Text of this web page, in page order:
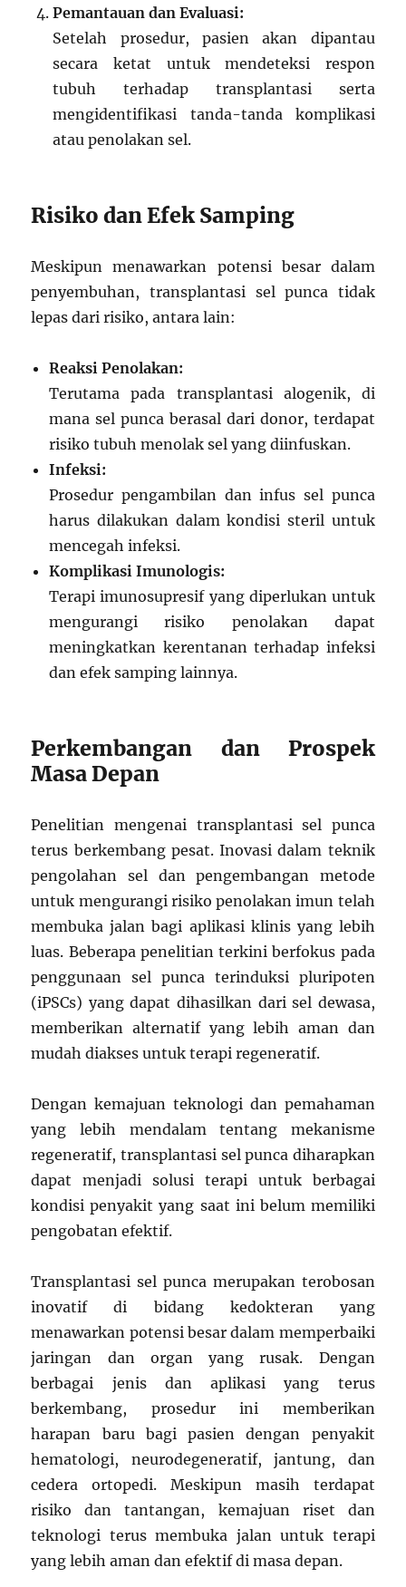
Pemantauan dan Evaluasi:
Setelah prosedur, pasien akan dipantau
secara ketat untuk mendeteksi respon
tubuh terhadap transplantasi serta
mengidentifikasi tanda-tanda komplikasi
atau penolakan sel.
Risiko dan Efek Samping
Meskipun menawarkan potensi besar dalam
penyembuhan, transplantasi sel punca tidak
lepas dari risiko, antara lain:
Reaksi Penolakan:
Terutama pada transplantasi alogenik, di
mana sel punca berasal dari donor, terdapat
risiko tubuh menolak sel yang diinfuskan.
Infeksi:
Prosedur pengambilan dan infus sel punca
harus dilakukan dalam kondisi steril untuk
mencegah infeksi.
Komplikasi Imunologis:
Terapi imunosupresif yang diperlukan untuk
mengurangi risiko penolakan dapat
meningkatkan kerentanan terhadap infeksi
dan efek samping lainnya.
Perkembangan dan Prospek
Masa Depan
Penelitian mengenai transplantasi sel punca
terus berkembang pesat. Inovasi dalam teknik
pengolahan sel dan pengembangan metode
untuk mengurangi risiko penolakan imun telah
membuka jalan bagi aplikasi klinis yang lebih
luas. Beberapa penelitian terkini berfokus pada
penggunaan sel punca terinduksi pluripoten
(iPSCs) yang dapat dihasilkan dari sel dewasa,
memberikan alternatif yang lebih aman dan
mudah diakses untuk terapi regeneratif.
Dengan kemajuan teknologi dan pemahaman
yang lebih mendalam tentang mekanisme
regeneratif, transplantasi sel punca diharapkan
dapat menjadi solusi terapi untuk berbagai
kondisi penyakit yang saat ini belum memiliki
pengobatan efektif.
Transplantasi sel punca merupakan terobosan
inovatif di bidang kedokteran yang
menawarkan potensi besar dalam memperbaiki
jaringan dan organ yang rusak. Dengan
berbagai jenis dan aplikasi yang terus
berkembang, prosedur ini memberikan
harapan baru bagi pasien dengan penyakit
hematologi, neurodegeneratif, jantung, dan
cedera ortopedi. Meskipun masih terdapat
risiko dan tantangan, kemajuan riset dan
teknologi terus membuka jalan untuk terapi
yang lebih aman dan efektif di masa depan.